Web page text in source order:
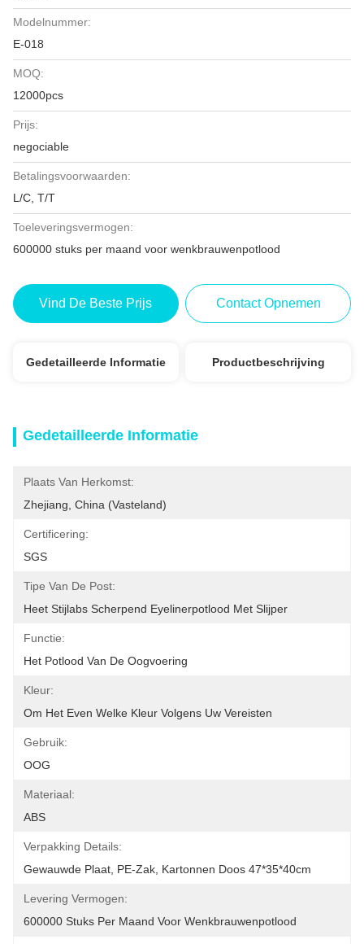
Modelnummer:
E-018
MOQ:
12000pcs
Prijs:
negociable
Betalingsvoorwaarden:
L/C, T/T
Toeleveringsvermogen:
600000 stuks per maand voor wenkbrauwenpotlood
Vind De Beste Prijs Contact Opnemen
Gedetailleerde Informatie Productbeschrijving
Gedetailleerde Informatie
Plaats Van Herkomst:
Zhejiang, China (vasteland)
Certificering:
SGS
Tipe Van De Post:
Heet Stijlabs Scherpend Eyelinerpotlood Met Slijper
Functie:
Het Potlood Van De Oogvoering
Kleur:
Om Het Even Welke Kleur Volgens Uw Vereisten
Gebruik:
OOG
Materiaal:
ABS
Verpakking Details:
Gewauwde Plaat, PE-Zak, Kartonnen Doos 47*35*40cm
Levering Vermogen:
600000 Stuks Per Maand Voor Wenkbrauwenpotlood